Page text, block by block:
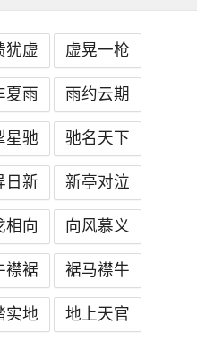
犹虚 虚晃一枪
夏雨 雨约云期
星驰 驰名天下
日新 新亭对泣
相向 向风慕义
襟裾 裾马襟牛
实地 地上天官